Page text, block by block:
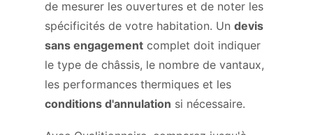
de mesurer les ouvertures et de noter les
spécificités de votre habitation. Un devis
sans engagement complet doit indiquer
le type de châssis, le nombre de vantaux,
les performances thermiques et les
conditions d'annulation si nécessaire.